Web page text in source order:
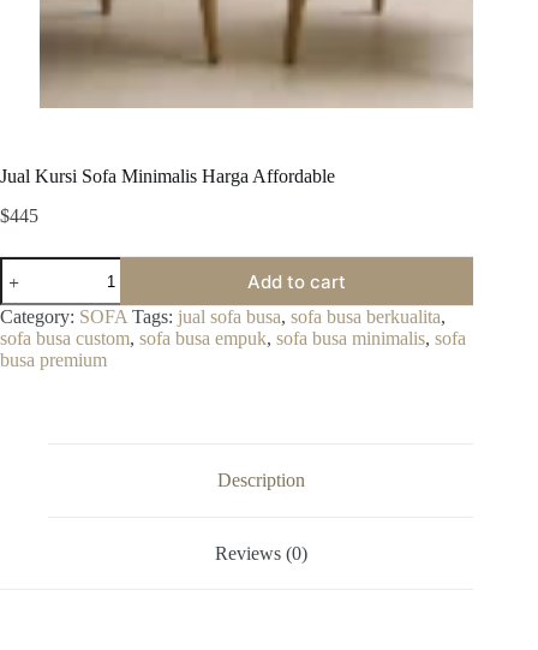
Jual Kursi Sofa Minimalis Harga Affordable
$445
Jual
Kursi
Sofa
Minimalis
Harga
Affordable
Add to cart
Category: SOFA Tags: jual sofa busa, sofa busa berkualita,
sofa busa custom, sofa busa empuk, sofa busa minimalis, sofa
busa premium
Description
Reviews (0)